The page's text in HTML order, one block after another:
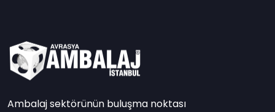
Ambalaj sektörünün buluşma noktası